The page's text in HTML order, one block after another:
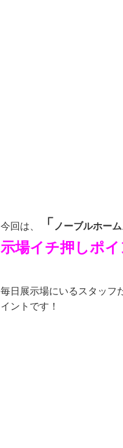
今回は、 「 ノーブルホー
示場イチ押しポイ
毎日展示場にいるスタッフ
イントです！